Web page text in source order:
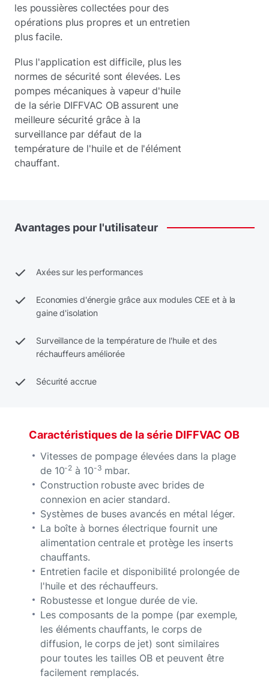
les poussières collectées pour des
opérations plus propres et un entretien
plus facile.
Plus l'application est difficile, plus les
normes de sécurité sont élevées. Les
pompes mécaniques à vapeur d'huile
de la série DIFFVAC OB assurent une
meilleure sécurité grâce à la
surveillance par défaut de la
température de l'huile et de l'élément
chauffant.
Avantages pour l'utilisateur
Axées sur les performances
Economies d'énergie grâce aux modules CEE et à la
gaine d'isolation
Surveillance de la température de l'huile et des
réchauffeurs améliorée
Sécurité accrue
Caractéristiques de la série DIFFVAC OB
Vitesses de pompage élevées dans la plage
de 10-2 à 10-3 mbar.
Construction robuste avec brides de
connexion en acier standard.
Systèmes de buses avancés en métal léger.
La boîte à bornes électrique fournit une
alimentation centrale et protège les inserts
chauffants.
Entretien facile et disponibilité prolongée de
l'huile et des réchauffeurs.
Robustesse et longue durée de vie.
Les composants de la pompe (par exemple,
les éléments chauffants, le corps de
diffusion, le corps de jet) sont similaires
pour toutes les tailles OB et peuvent être
facilement remplacés.